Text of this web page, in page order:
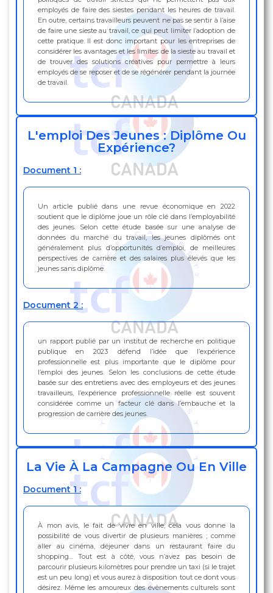
employés de faire des siestes pendant les heures de travail.
En outre, certains travailleurs peuvent ne pas se sentir à l’aise
de faire une sieste au travail, ce qui peut limiter l’adoption de
cette pratique. Il est donc important pour les entreprises de
considérer les avantages et les limites de la sieste au travail et
de trouver des solutions créatives pour permettre à leurs
employés de se reposer et de se régénérer pendant la journée
de travail.
L'emploi Des Jeunes : Diplôme Ou
Expérience?
Document 1 :
Un article publié dans une revue économique en 2022
soutient que le diplôme joue un rôle clé dans l’employabilité
des jeunes. Selon cette étude basée sur une analyse de
données du marché du travail, les jeunes diplômés ont
généralement plus d’opportunités d’emploi, de meilleures
perspectives de carrière et des salaires plus élevés que les
jeunes sans diplôme.
Document 2 :
un rapport publié par un institut de recherche en politique
publique en 2023 défend l’idée que l’expérience
professionnelle est plus importante que le diplôme pour
l’emploi des jeunes. Selon les conclusions de cette étude
basée sur des entretiens avec des employeurs et des jeunes
travailleurs, l’expérience professionnelle réelle est souvent
considérée comme un facteur clé dans l’embauche et la
progression de carrière des jeunes.
La Vie À La Campagne Ou En Ville
Document 1 :
À mon avis, le fait de vivre en ville, cela vous donne la
possibilité de vous divertir de plusieurs manières ; comme
aller au cinéma, déjeuner dans un restaurant faire du
shopping… Tout est à côté, vous n’avez pas besoin de
parcourir plusieurs kilomètres pour prendre un taxi (si le trajet
est un peu long) et vous aurez à disposition tout ce dont vous
désirez. Même les amoureux des évènements culturels sont